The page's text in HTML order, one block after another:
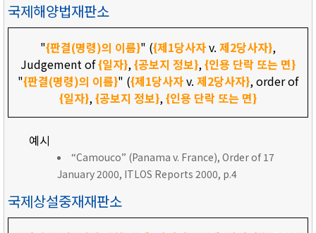
국제해양법재판소
"{판결(명령)의 이름}" ({제1당사자v. 제2당사자},
Judgement of{일자},{공보지 정보},{인용 단락 또는 면}
"{판결(명령)의 이름}" ({제1당사자v. 제2당사자}, order of
{일자},{공보지 정보},{인용 단락 또는 면}
예시
“Camouco” (Panama v. France), Order of 17
January 2000, ITLOS Reports 2000, p.4
국제상설중재재판소